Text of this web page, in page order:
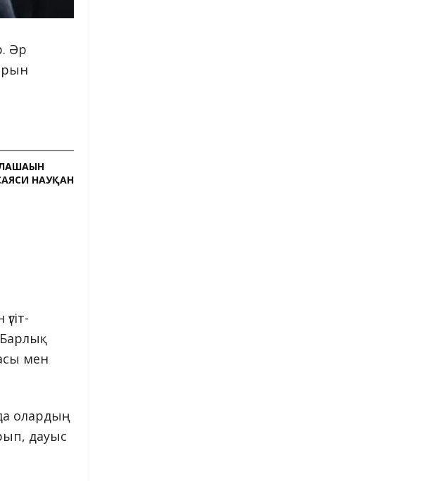
Әр
НАУҚАН
мен
олардың
дауыс